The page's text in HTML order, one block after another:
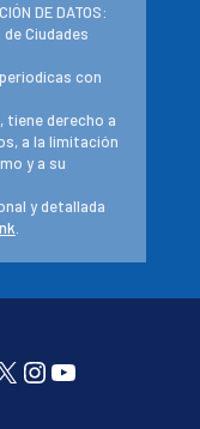
DE DATOS:
de Ciudades
con
tiene derecho a
a la limitación
y a su
y detallada
Instagram
YouTube